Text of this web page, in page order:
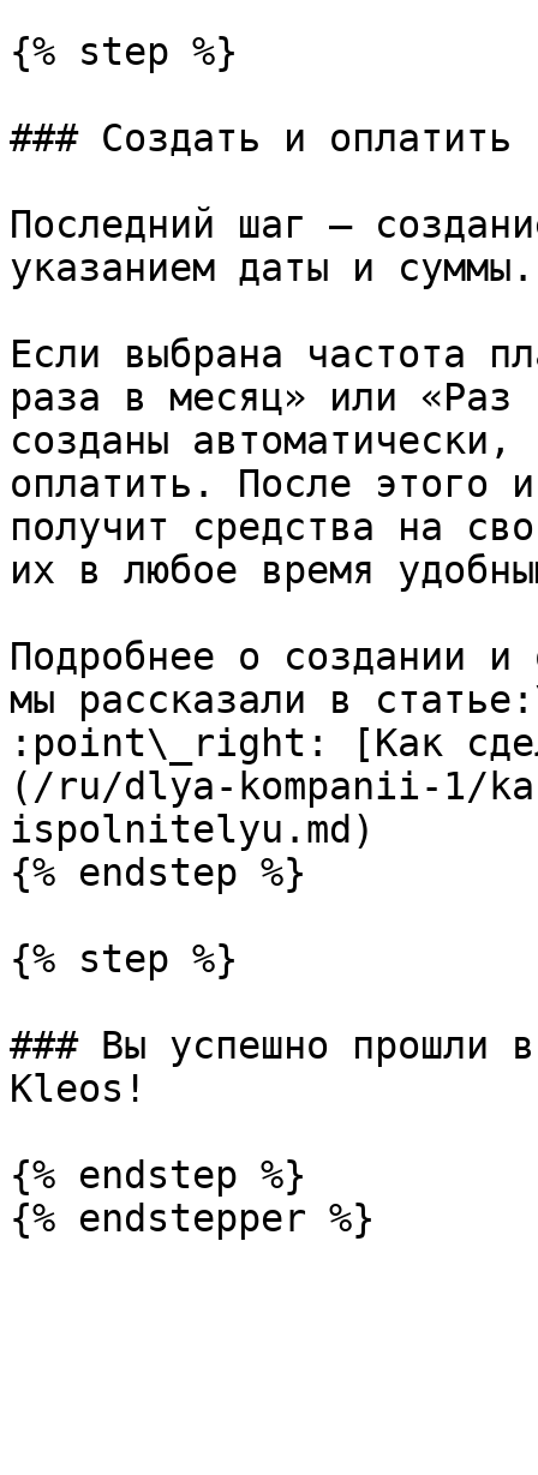
{% step %}
### Создать и оплатить
Последний шаг —
указанием даты и суммы.
Если выбрана частота
раза в месяц» или
созданы
оплатить. После этого
получит средства на
их в любое время
Подробнее о создании и
мы рассказали в
:point\_right: [Как
(/ru/dlya-kompanii-1/
ispolnitelyu.md)
{% endstep %}
{% step %}
### Вы успешно прошли
Kleos!
{% endstep %}